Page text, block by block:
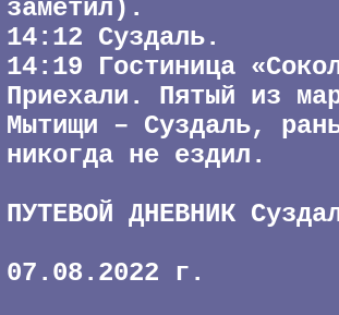
заметил).
14:12 Суздаль.
14:19 Гостиница
Приехали. Пятый из
Мытищи – Суздаль,
никогда не ездил.
ПУТЕВОЙ ДНЕВНИК
07.08.2022 г.